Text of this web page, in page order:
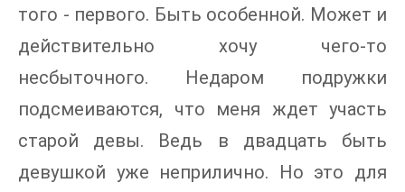
того - первого. Быть особенной. Может и
действительно хочу чего-то
несбыточного. Недаром подружки
подсмеиваются, что меня ждет участь
старой девы. Ведь в двадцать быть
девушкой уже неприлично. Но это для